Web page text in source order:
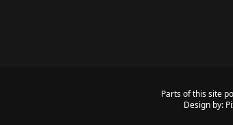
Parts of this site
Design by: